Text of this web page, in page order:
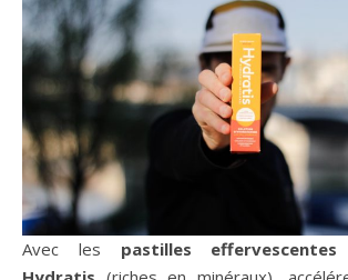
Avec les pastilles effervescentes